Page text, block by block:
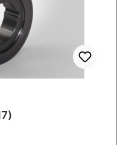
183,34 mmmm
Hersteller: ConCar